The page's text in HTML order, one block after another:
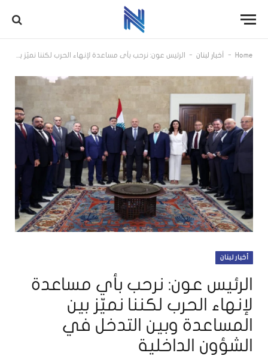
Home
- أخبار لبنان - الرئيس عون: نرحب بأي مساعدة لإنهاء الحرب لكننا نميّز بين المساعدة وبين التدخل في الشؤون الداخلية
أخبار لبنان
الرئيس عون: نرحب بأي مساعدة
لإنهاء الحرب لكننا نميّز بين
المساعدة وبين التدخل في
الشؤون الداخلية